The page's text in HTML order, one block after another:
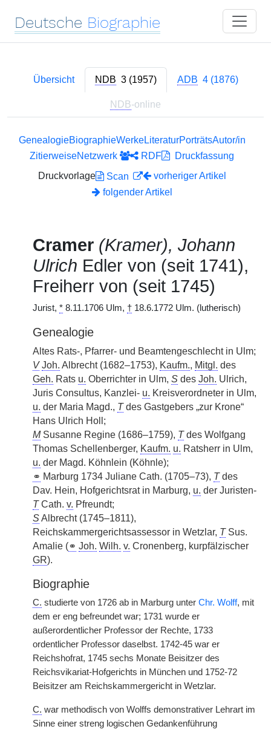
Deutsche Biographie
Übersicht NDB 3 (1957) ADB 4 (1876)
NDB-online
GenealogieBiographieWerkeLiteraturPorträtsAutor/in
ZitierweiseNetzwerk RDF
Druckfassung
Druckvorlage
Scan
vorheriger Artikel
folgender Artikel
Cramer (Kramer), Johann
Ulrich Edler von (seit 1741),
Freiherr von (seit 1745)
Jurist, * 8.11.1706 Ulm, † 18.6.1772 Ulm. (lutherisch)
Genealogie
Altes Rats-, Pfarrer- und Beamtengeschlecht in Ulm;
V Joh. Albrecht (1682–1753), Kaufm., Mitgl. des
Geh. Rats u. Oberrichter in Ulm, S des Joh. Ulrich,
Juris Consultus, Kanzlei- u. Kreisverordneter in Ulm,
u. der Maria Magd., Tdes Gastgebers „zur Krone“
Hans Ulrich Holl;
MSusanne Regine (1686–1759), Tdes Wolfgang
Thomas Schellenberger, Kaufm. u. Ratsherr in Ulm,
u. der Magd. Köhnlein (Köhnle);
⚭ Marburg 1734 Juliane Cath. (1705–73), Tdes
Dav. Hein, Hofgerichtsrat in Marburg, u. der Juristen-
TCath. v. Pfreundt;
SAlbrecht (1745–1811),
Reichskammergerichtsassessor in Wetzlar, TSus.
Amalie (⚭ Joh. Wilh. v. Cronenberg, kurpfälzischer
GR).
Biographie
C. studierte von 1726 ab in Marburg unter Chr. Wolff, mit
dem er eng befreundet war; 1731 wurde er
außerordentlicher Professor der Rechte, 1733
ordentlicher Professor daselbst. 1742-45 war er
Reichshofrat, 1745 sechs Monate Beisitzer des
Reichsvikariat-Hofgerichts in München und 1752-72
Beisitzer am Reichskammergericht in Wetzlar.
C. war methodisch von Wolffs demonstrativer Lehrart im
Sinne einer streng logischen Gedankenführung